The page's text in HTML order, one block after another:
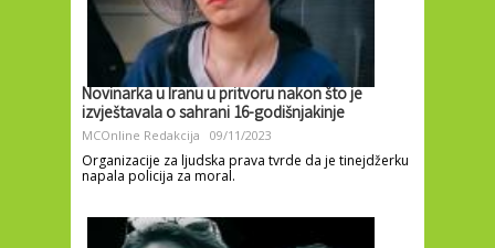
Novinarka u Iranu u pritvoru nakon što je
izvještavala o sahrani 16-godišnjakinje
MCOnline Redakcija 09/11/2023
Organizacije za ljudska prava tvrde da je tinejdžerku
napala policija za moral.